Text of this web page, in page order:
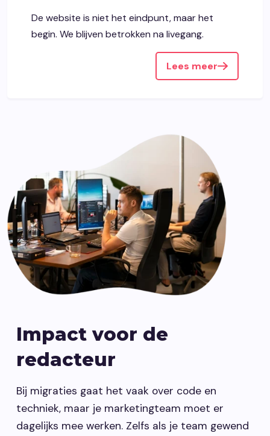
De website is niet het eindpunt, maar het
begin. We blijven betrokken na livegang.
Lees meer
Impact voor de
redacteur
Bij migraties gaat het vaak over code en
techniek, maar je marketingteam moet er
dagelijks mee werken. Zelfs als je team gewend